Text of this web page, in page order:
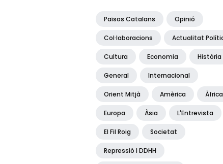
Països Catalans Opinió
Col·laboracions Actualitat
Cultura Economia Història
General Internacional
Orient Mitjà Amèrica Àfrica
Europa Àsia L'Entrevista
El Fil Roig Societat
Repressió I DDHH